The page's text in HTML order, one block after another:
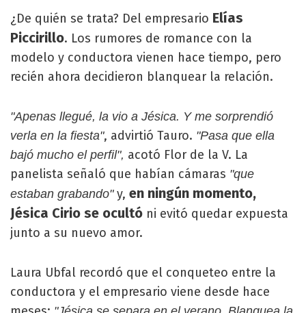
¿De quién se trata? Del empresario Elías
Piccirillo. Los rumores de romance con la
modelo y conductora vienen hace tiempo, pero
recién ahora decidieron blanquear la relación.
"Apenas llegué, la vio a Jésica. Y me sorprendió
verla en la fiesta", advirtió Tauro. "Pasa que ella
bajó mucho el perfil", acotó Flor de la V. La
panelista señaló que habían cámaras "que
estaban grabando" y, en ningún momento,
Jésica Cirio se ocultó ni evitó quedar expuesta
junto a su nuevo amor.
Laura Ubfal recordó que el conqueteo entre la
conductora y el empresario viene desde hace